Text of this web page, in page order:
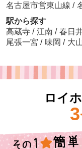
名古屋市営東山線 /
駅から探す
高蔵寺 / 江南 / 春日
尾張一宮 / 味岡 / 大
ロイ
3